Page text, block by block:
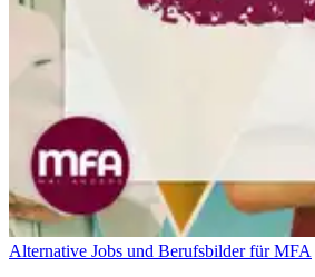
Alternative Jobs und Berufsbilder für MFA